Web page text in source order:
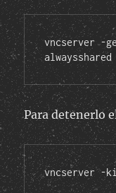
vncserver -
alwaysshared
Para detenerlo
vncserver